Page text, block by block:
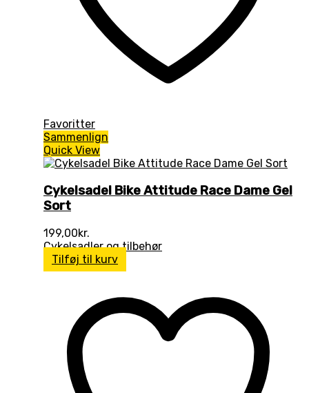
Favoritter
Sammenlign
Quick View
Cykelsadel Bike Attitude Race Dame Gel
Sort
199,00kr.
Cykelsadler og tilbehør
Tilføj til kurv